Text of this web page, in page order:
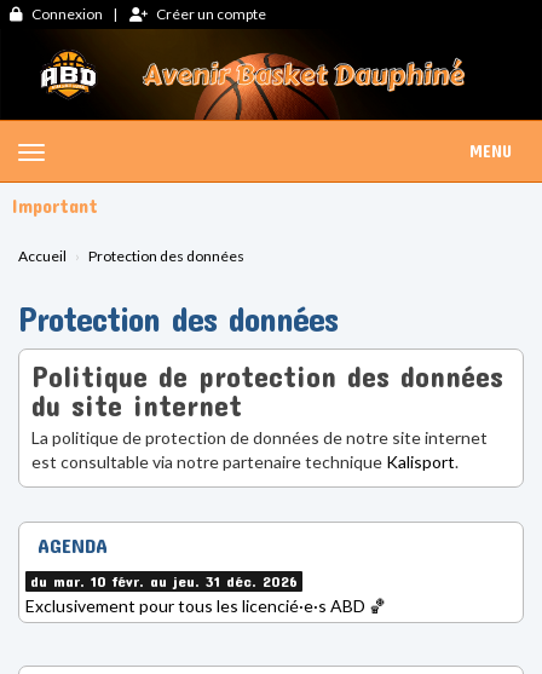
Connexion Créer un compte
MENU
Important
Accueil Protection des données
Protection des données
Politique de protection des données
du site internet
La politique de protection de données de notre site internet
est consultable via notre partenaire technique Kalisport.
AGENDA
du mar. 10 févr. au jeu. 31 déc. 2026
Exclusivement pour tous les licencié·e·s ABD 🏀
Panneau de gestion des cookies